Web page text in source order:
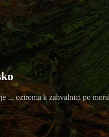
... oziroma k zahvalnici po